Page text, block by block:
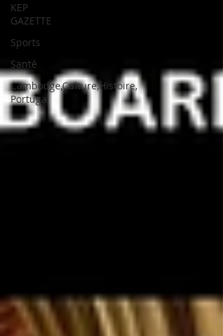
KEP
GAZETTE
Sports
Santé
Cambodge,Culture,Histoire,
Portugal